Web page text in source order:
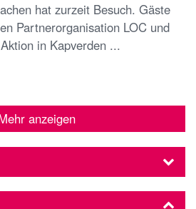
hat zurzeit Besuch. Gäste
Partnerorganisation LOC und
in Kapverden ...
anzeigen